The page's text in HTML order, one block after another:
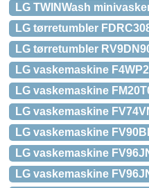
LG TWINWash
LG tørretumbler
LG tørretumbler
LG vaskemaskine
LG vaskemaskine
LG vaskemaskine
LG vaskemaskine
LG vaskemaskine
LG vaskemaskine